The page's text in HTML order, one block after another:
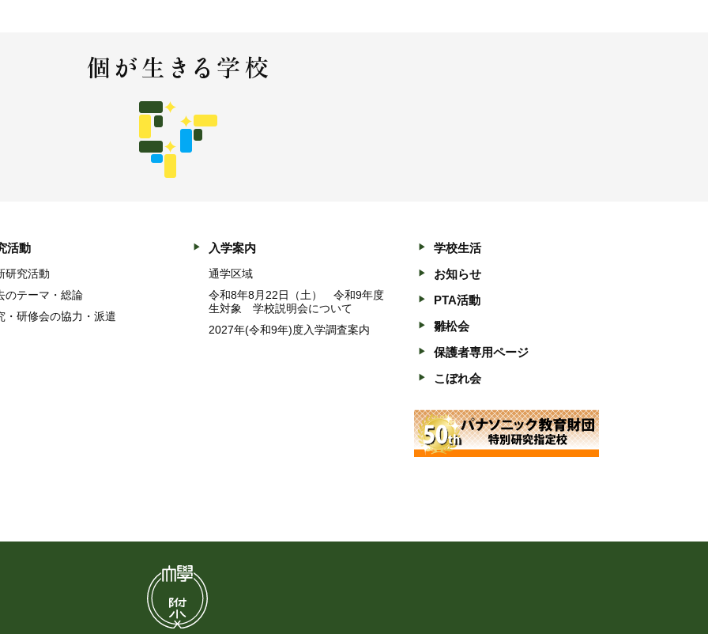
活動
研究活動
のテーマ・総論
・研修会の協力・派遣
入学案内
通学区域
令和8年8月22日（土） 令和9年度
生対象 学校説明会について
2027年(令和9年)度入学調査案内
学校生活
お知らせ
PTA活動
雛松会
保護者専用ページ
こぼれ会